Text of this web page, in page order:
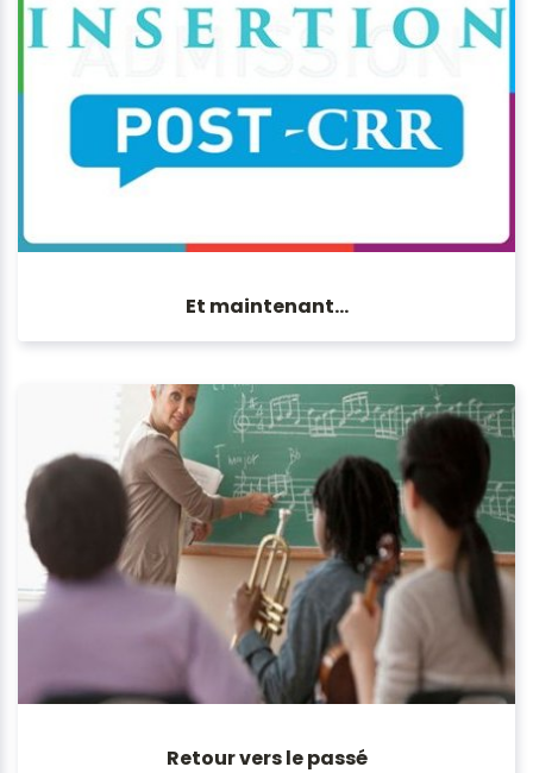
Et maintenant...
Retour vers le passé